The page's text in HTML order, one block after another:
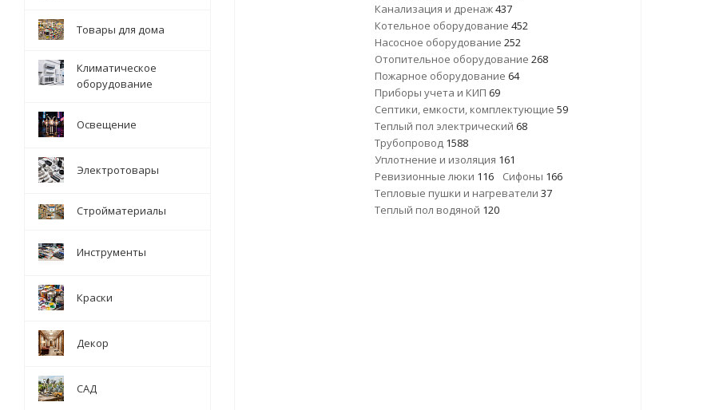
Канализация и дренаж437
Котельное оборудование 452
Насосное оборудование 252
Отопительное оборудование 268
Пожарное оборудование 64
Приборы учета и КИП 69
Септики, емкости, комплектующие 59
Теплый пол электрический 68
Трубопровод 1588
Уплотнение и изоляция 161
Ревизионные люки 116 Сифоны 166
Тепловые пушки и нагреватели 37
Теплый пол водяной 120
Товары для дома
Климатическое
оборудование
Освещение
Электротовары
Стройматериалы
Инструменты
Краски
Декор
САД